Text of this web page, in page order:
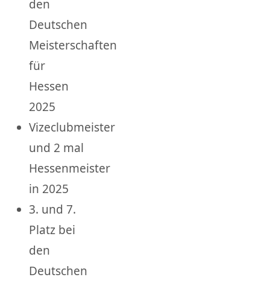
den
Deutschen
Meisterschaften
für
Hessen
2025
Vizeclubmeister
und 2 mal
Hessenmeister
in 2025
3. und 7.
Platz bei
den
Deutschen